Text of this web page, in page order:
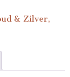
& Zilver,